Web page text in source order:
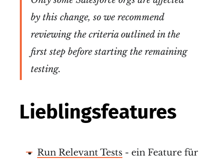
by this change, so we recommend
reviewing the criteria outlined in the
first step before starting the remaining
testing.
Lieblingsfeatures
Run Relevant Tests - ein Feature für